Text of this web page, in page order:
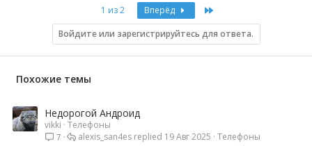
1 из 2 Вперёд
Войдите или зарегистрируйтесь для ответа.
Похожие темы
Недорогой Андроид
vikki Телефоны
7
Телефоны
19 Авг 2025
alexis_san4es